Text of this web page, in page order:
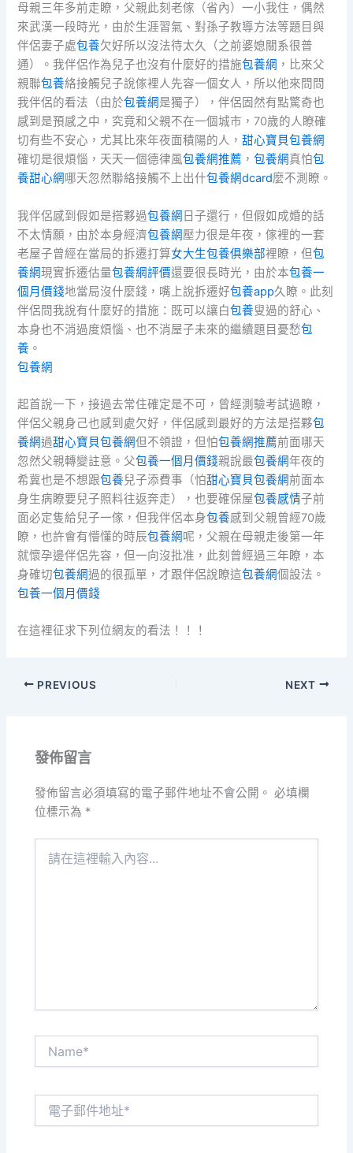
母親三年多前走瞭，父親此刻老傢（省內）一小我住，偶然
來武漢一段時光，由於生涯習氣、對孫子教導方法等題目與
伴侶妻子處包養欠好所以沒法待太久（之前婆媳關系很普
通）。我伴侶作為兒子也沒有什麼好的措施包養網 ，比來父
親聯包養絡接觸兒子說傢裡人先容一個女人，所以他來問問
我伴侶的看法（由於包養網是獨子），伴侶固然有點驚奇也
感到是預感之中，究竟和父親不在一個城市，70歲的人瞭確
切有些不安心，尤其比來年夜面積陽的人，甜心寶貝包養網
確切是很煩惱，天天一個德律風包養網推薦 ，包養網真怕包
養甜心網哪天忽然聯絡接觸不上出什包養網dcard麼不測瞭。
我伴侶感到假如是搭夥過包養網 日子還行，但假如成婚的話
不太情願，由於本身經濟包養網壓力很是年夜，傢裡的一套
老屋子曾經在當局的拆遷打算女大生包養俱樂部裡瞭，但包
養網現實拆遷估量包養網評價還要很長時光，由於本包養一
個月價錢地當局沒什麼錢，嘴上說拆遷好包養app久瞭。此刻
伴侶問我說有什麼好的措施：既可以讓白包養叟過的舒心、
本身也不消過度煩惱、也不消屋子未來的繼續題目憂愁包
養 。
包養網
起首說一下，接過去常住確定是不可，曾經測驗考試過瞭，
伴侶父親身己也感到處欠好，伴侶感到最好的方法是搭夥包
養網過甜心寶貝包養網但不領證，但怕包養網推薦前面哪天
忽然父親轉變註意。父包養一個月價錢親說最包養網年夜的
希冀也是不想跟包養兒子添費事（怕甜心寶貝包養網前面本
身生病瞭要兒子照料往返奔走），也要確保屋包養感情子前
面必定隻給兒子一傢，但我伴侶本身包養感到父親曾經70歲
瞭，也許會有懵懂的時辰包養網呢，父親在母親走後第一年
就懷孕邊伴侶先容，但一向沒批准，此刻曾經過三年瞭，本
身確切包養網過的很孤單，才跟伴侶說瞭這包養網個設法。
包養一個月價錢
在這裡征求下列位網友的看法！！！
PREVIOUS NEXT
發佈留言
發佈留言必須填寫的電子郵件地址不會公開。 必填欄
位標示為 *